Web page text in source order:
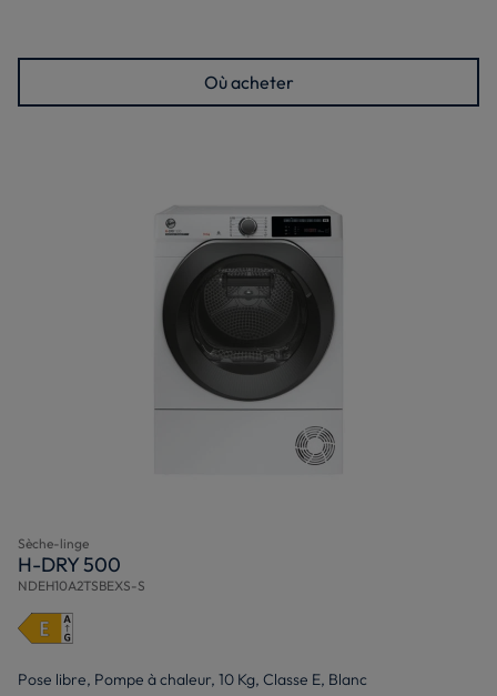
Où acheter
Sèche-linge
H-DRY 500
NDEH10A2TSBEXS-S
Pose libre, Pompe à chaleur, 10 Kg, Classe E, Blanc